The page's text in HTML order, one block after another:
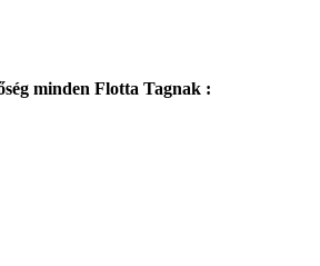
minden Flotta Tagnak :